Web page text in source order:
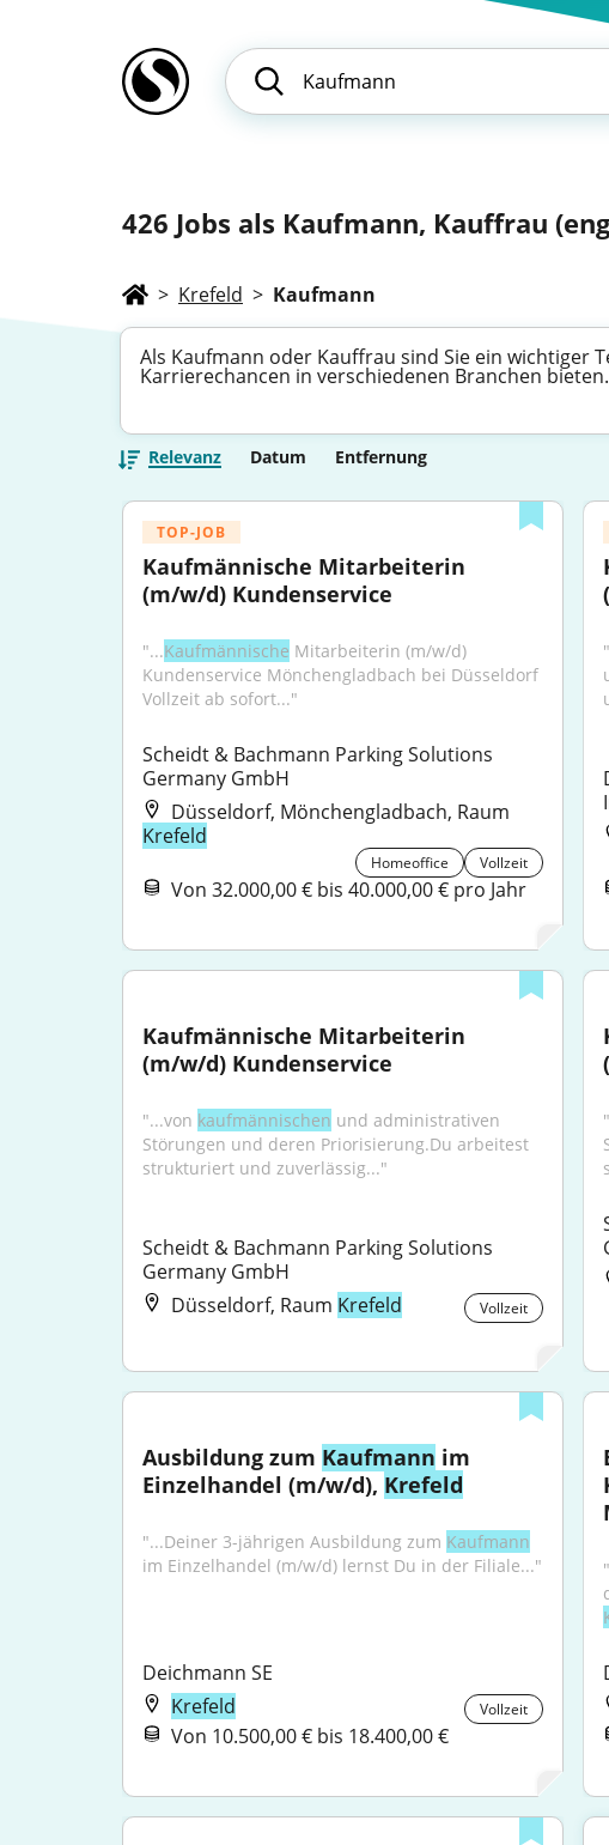
426 Jobs als Kaufmann, Kauffrau
> Krefeld > Kaufmann
Als Kaufmann oder Kauffrau sind Sie ein wichtiger
Karrierechancen in verschiedenen Branchen
Relevanz Datum Entfernung
TOP-JOB
Kaufmännische Mitarbeiterin
(m/w/d) Kundenservice
"...Kaufmännische Mitarbeiterin (m/w/d)
Kundenservice Mönchengladbach bei Düsseldorf
Vollzeit ab sofort..."
Scheidt & Bachmann Parking Solutions
Germany GmbH
Düsseldorf, Mönchengladbach, Raum
Krefeld
Homeoffice Vollzeit
Von 32.000,00 € bis 40.000,00 € pro Jahr
Kaufmännische Mitarbeiterin
(m/w/d) Kundenservice
"...von kaufmännischen und administrativen
Störungen und deren Priorisierung.Du arbeitest
strukturiert und zuverlässig..."
Scheidt & Bachmann Parking Solutions
Germany GmbH
Düsseldorf, Raum Krefeld Vollzeit
Ausbildung zum Kaufmann im
Einzelhandel (m/w/d), Krefeld
"...Deiner 3-jährigen Ausbildung zum Kaufmann
im Einzelhandel (m/w/d) lernst Du in der Filiale..."
Deichmann SE
Krefeld
Vollzeit
Von 10.500,00 € bis 18.400,00 €